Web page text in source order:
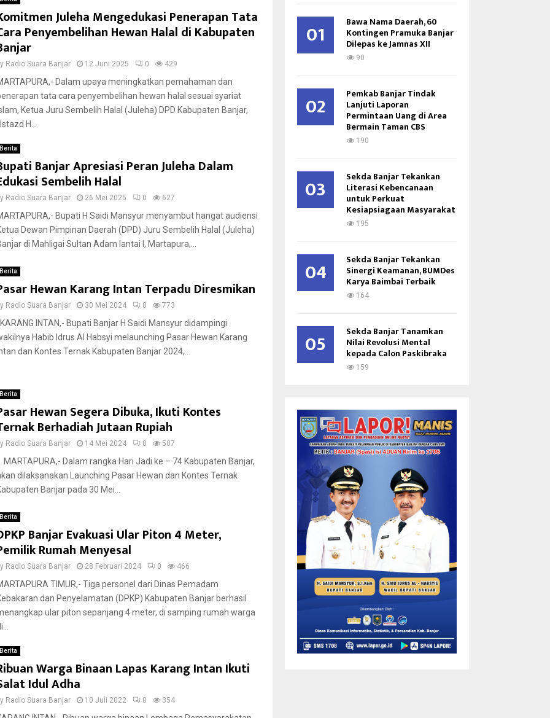
Juleha Mengedukasi Penerapan Tata
Penyembelihan Hewan Halal di Kabupaten
Radio Suara Banjar 12 Juni 2025 0 429
Dalam upaya meningkatkan pemahaman dan
tata cara penyembelihan hewan halal sesuai syariat
Ketua Juru Sembelih Halal (Juleha) DPD Kabupaten Banjar,
H...
Berita
Banjar Apresiasi Peran Juleha Dalam
Sembelih Halal
Radio Suara Banjar 26 Mei 2025 0 627
Bupati H Saidi Mansyur menyambut hangat audiensi
Dewan Pimpinan Daerah (DPD) Juru Sembelih Halal (Juleha)
di Mahligai Sultan Adam lantai I, Martapura,...
Berita
Hewan Karang Intan Terpadu Diresmikan
Radio Suara Banjar 30 Mei 2024 0 773
INTAN,- Bupati Banjar H Saidi Mansyur didampingi
Habib Idrus Al Habsyi melaunching Pasar Hewan Karang
dan Kontes Ternak Kabupaten Banjar 2024,...
Berita
Hewan Segera Dibuka, Ikuti Kontes
Berhadiah Jutaan Rupiah
Radio Suara Banjar 14 Mei 2024 0 507
Dalam rangka Hari Jadi ke – 74 Kabupaten Banjar,
dilaksanakan Launching Pasar Hewan dan Kontes Ternak
Banjar pada 30 Mei...
Berita
Banjar Evakuasi Ular Piton 4 Meter,
Rumah Menyesal
Radio Suara Banjar 28 Februari 2024 0 466
TIMUR,- Tiga personel dari Dinas Pemadam
dan Penyelamatan (DPKP) Kabupaten Banjar berhasil
ular piton sepanjang 4 meter, di samping rumah warga
Berita
Warga Binaan Lapas Karang Intan Ikuti
Idul Adha
Radio Suara Banjar 10 Juli 2022 0 354
o
R
01 Bawa Nama Daerah, 60
Kontingen Pramuka Banjar
Dilepas ke Jamnas XII
90
02 Pemkab Banjar Tindak
Lanjuti Laporan
Permintaan Uang di Area
Bermain Taman CBS
190
03 Sekda Banjar Tekankan
Literasi Kebencanaan
untuk Perkuat
Kesiapsiagaan Masyarakat
195
04 Sekda Banjar Tekankan
Sinergi Keamanan, BUMDes
Karya Baimbai Terbaik
164
05 Sekda Banjar Tanamkan
Nilai Revolusi Mental
kepada Calon Paskibraka
159